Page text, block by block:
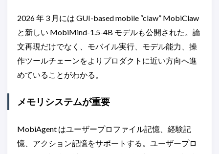
2026 年 3 月には GUI-based mobile “claw” MobiClaw
と新しい MobiMind-1.5-4B モデルも公開された。論
文再現だけでなく、モバイル実行、モデル能力、操
作ツールチェーンをよりプロダクトに近い方向へ進
めていることがわかる。
メモリシステムが重要
MobiAgent はユーザープロファイル記憶、経験記
憶、アクション記憶をサポートする。ユーザープロ